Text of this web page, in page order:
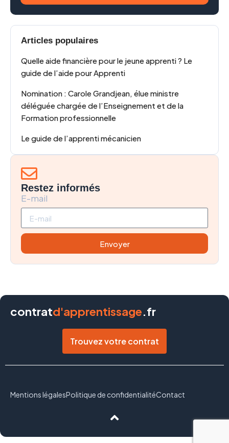
Articles populaires
Quelle aide financière pour le jeune apprenti ? Le
guide de l’aide pour Apprenti
Nomination : Carole Grandjean, élue ministre
déléguée chargée de l’Enseignement et de la
Formation professionnelle
Le guide de l’apprenti mécanicien
Restez informés
E-mail
Envoyer
contratd'apprentissage.fr
Trouvez votre contrat
Mentions légalesPolitique de confidentialitéContact